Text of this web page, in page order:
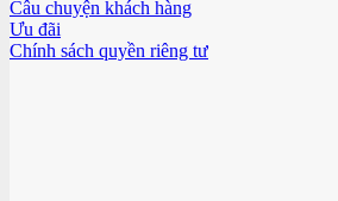
Câu chuyện khách hàng
Ưu đãi
Chính sách quyền riêng tư